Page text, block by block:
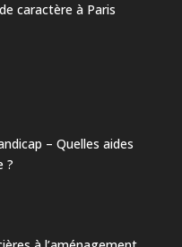
caractère à Paris
– Quelles aides
?